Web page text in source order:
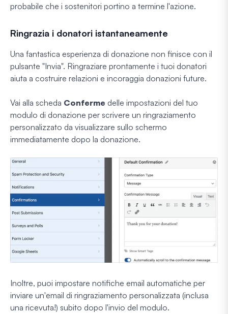
probabile che i sostenitori portino a termine l'azione.
Ringrazia i donatori istantaneamente
Una fantastica esperienza di donazione non finisce con il
pulsante "Invia". Ringraziare prontamente i tuoi donatori
aiuta a costruire relazioni e incoraggia donazioni future.
Vai alla scheda Conferme delle impostazioni del tuo
modulo di donazione per scrivere un ringraziamento
personalizzato da visualizzare sullo schermo
immediatamente dopo la donazione.
Inoltre, puoi impostare notifiche email automatiche per
inviare un'email di ringraziamento personalizzata (inclusa
una ricevuta!) subito dopo l'invio del modulo.